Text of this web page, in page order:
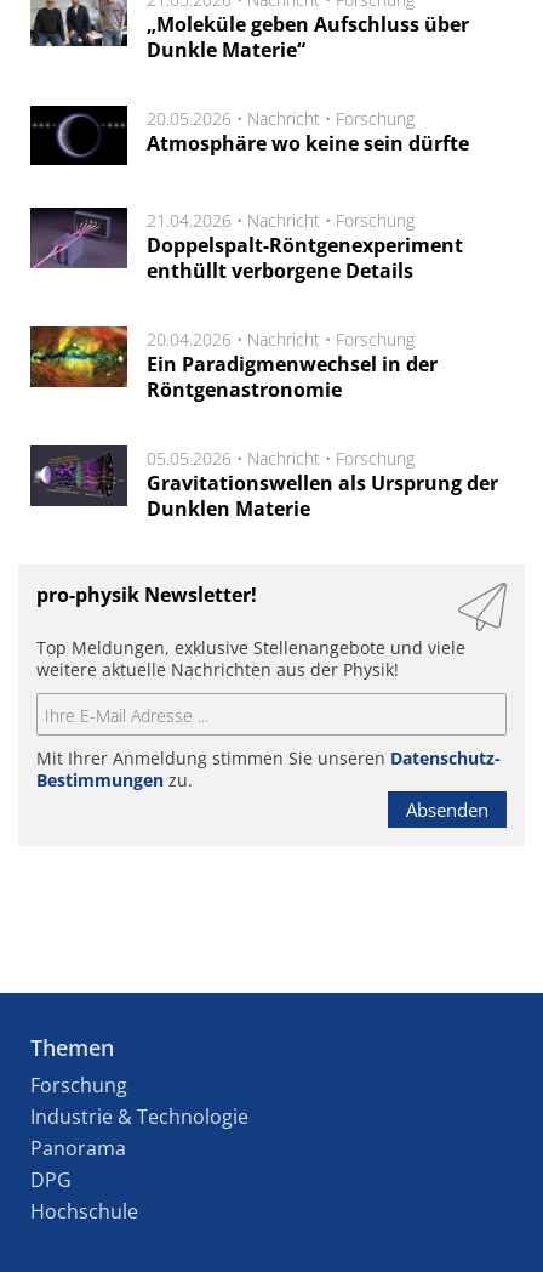
„Moleküle geben Aufschluss über
Dunkle Materie“
20.05.2026 • Nachricht • Forschung
Atmosphäre wo keine sein dürfte
21.04.2026 • Nachricht • Forschung
Doppelspalt-Röntgenexperiment
enthüllt verborgene Details
20.04.2026 • Nachricht • Forschung
Ein Paradigmenwechsel in der
Röntgenastronomie
05.05.2026 • Nachricht • Forschung
Gravitationswellen als Ursprung der
Dunklen Materie
pro-physik Newsletter!
Top Meldungen, exklusive Stellenangebote und viele
weitere aktuelle Nachrichten aus der Physik!
Mit Ihrer Anmeldung stimmen Sie unseren Datenschutz-
Bestimmungen zu.
Absenden
Themen
Forschung
Industrie & Technologie
Panorama
DPG
Hochschule